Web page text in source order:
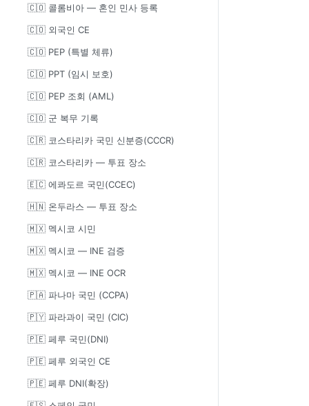
🇨🇴 콜롬비아 — 혼인 민사 등록
🇨🇴 외국인 CE
🇨🇴 PEP (특별 체류)
🇨🇴 PPT (임시 보호)
🇨🇴 PEP 조회 (AML)
🇨🇴 군 복무 기록
🇨🇷 코스타리카 국민 신분증(CCCR)
🇨🇷 코스타리카 — 투표 장소
🇪🇨 에콰도르 국민(CCEC)
🇭🇳 온두라스 — 투표 장소
🇲🇽 멕시코 시민
🇲🇽 멕시코 — INE 검증
🇲🇽 멕시코 — INE OCR
🇵🇦 파나마 국민 (CCPA)
🇵🇾 파라과이 국민 (CIC)
🇵🇪 페루 국민(DNI)
🇵🇪 페루 외국인 CE
🇵🇪 페루 DNI(확장)